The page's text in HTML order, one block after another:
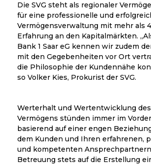
Die SVG steht als regionaler
für eine professionelle und
Vermögensverwaltung mit mehr als
Erfahrung an den Kapitalmärkten.
Bank 1 Saar eG kennen wir zudem
mit den Gegebenheiten vor Ort
die Philosophie der Kundennähe
so Volker Kies, Prokurist der SVG.
Werterhalt und Wertentwicklung
Vermögens stünden immer im
basierend auf einer engen
dem Kunden und Ihren erfahrenen,
und kompetenten
Betreuung stets auf die Erstellung